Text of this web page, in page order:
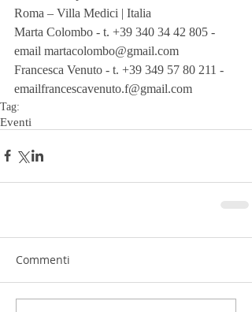
Roma – Villa Medici | Italia
Marta Colombo - t. +39 340 34 42 805 -
email martacolombo@gmail.com
Francesca Venuto - t. +39 349 57 80 211 -
emailfrancescavenuto.f@gmail.com
Tag:
Eventi
Commenti